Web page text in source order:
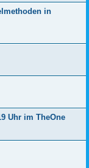
in
Uhr im TheOne